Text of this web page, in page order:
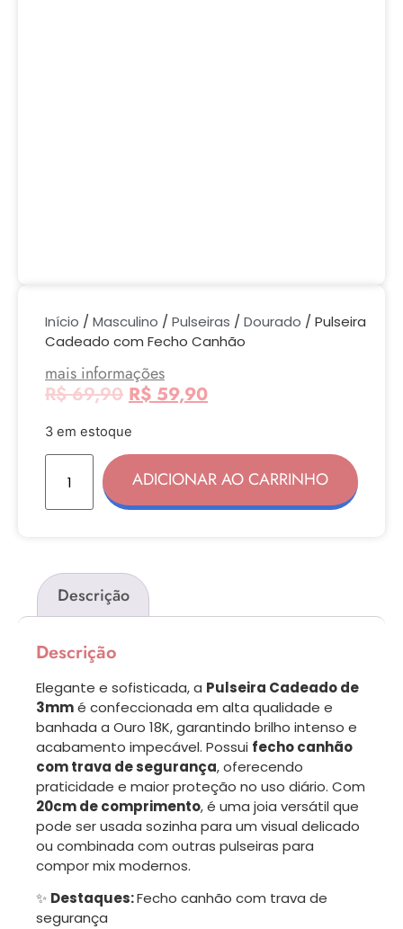
Início / Masculino / Pulseiras / Dourado / Pulseira
Cadeado com Fecho Canhão
mais informações
R$69,90 R$59,90
3 em estoque
ADICIONAR AO CARRINHO
Descrição
Descrição
Elegante e sofisticada, a Pulseira Cadeado de
3mmé confeccionada em alta qualidade e
banhada a Ouro 18K, garantindo brilho intenso e
acabamento impecável. Possui fecho canhão
com trava de segurança, oferecendo
praticidade e maior proteção no uso diário. Com
20cm de comprimento, é uma joia versátil que
pode ser usada sozinha para um visual delicado
ou combinada com outras pulseiras para
compor mix modernos.
✨ Destaques:Fecho canhão com trava de
segurança